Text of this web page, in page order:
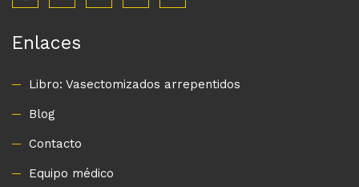
Enlaces
Libro: Vasectomizados arrepentidos
Blog
Contacto
Equipo médico